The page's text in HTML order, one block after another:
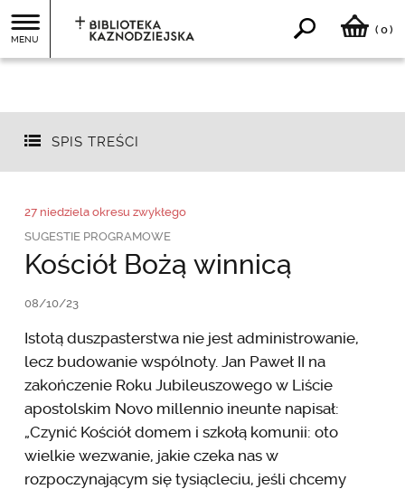
MENU
( 0)
SPIS TREŚCI
27 niedziela okresu zwykłego
SUGESTIE PROGRAMOWE
Kościół Bożą winnicą
08/10/23
Istotą duszpasterstwa nie jest administrowanie,
lecz budowanie wspólnoty. Jan Paweł II na
zakończenie Roku Jubileuszowego w Liście
apostolskim Novo millennio ineunte napisał:
„Czynić Kościół domem i szkołą komunii: oto
wielkie wezwanie, jakie czeka nas w
rozpoczynającym się tysiącleciu, jeśli chcemy